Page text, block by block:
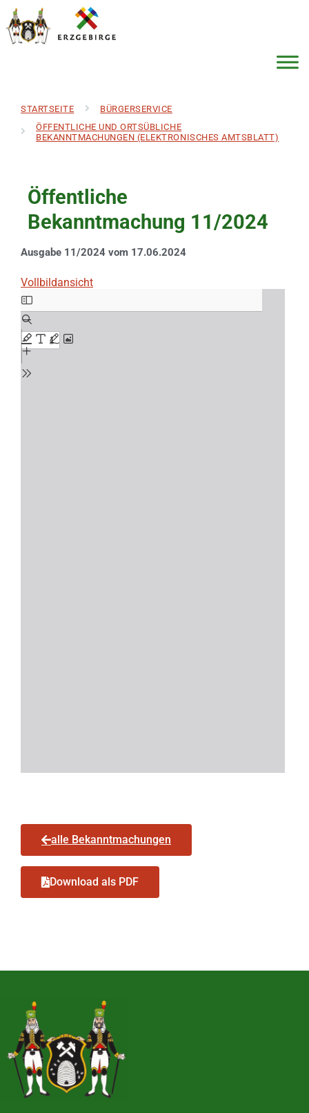
STARTSEITE
BÜRGERSERVICE
ÖFFENTLICHE UND ORTSÜBLICHE
BEKANNTMACHUNGEN (ELEKTRONISCHES AMTSBLATT)
Öffentliche
Bekanntmachung 11/2024
Ausgabe 11/2024 vom 17.06.2024
Vollbildansicht
alle Bekanntmachungen
Download als PDF